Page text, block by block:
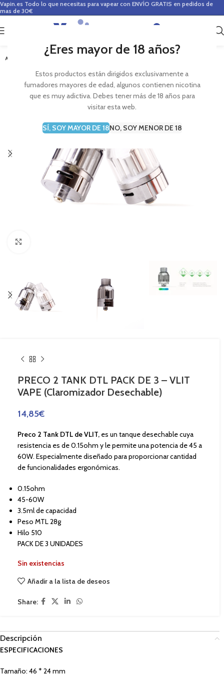
¿Eres mayor de 18 años?
Estos productos están dirigidos exclusivamente a
fumadores mayores de edad, algunos contienen nicotina
que es muy adictiva. Debes tener más de 18 años para
visitar esta web.
SÍ, SOY MAYOR DE 18NO, SOY MENOR DE 18
Vapin.es Todo lo que necesitas para vapear con ENVÍO GRATIS en pedidos de
mas de 30€
0
AGOTADO
PRECO 2 TANK DTL PACK DE 3 – VLIT
VAPE (Claromizador Desechable)
14,85€
Preco 2 Tank DTL de VLIT, es un tanque desechable cuya
resistencia es de 0.15ohm y le permite una potencia de 45 a
60W. Especialmente diseñado para proporcionar cantidad
de funcionalidades ergonómicas.
0.15ohm
45-60W
3.5ml de capacidad
Peso MTL 28g
Hilo 510
PACK DE 3 UNIDADES
Sin existencias
Añadir a la lista de deseos
Share:
Descripción
ESPECIFICACIONES
Tamaño: 46 * 24 mm